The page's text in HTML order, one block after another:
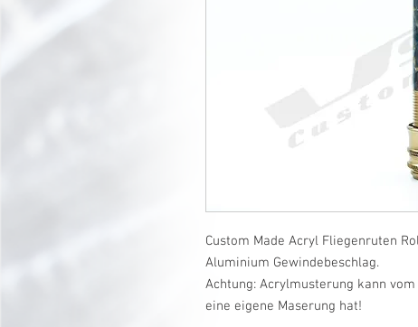
Custom Made Acryl Fliegenruten
Aluminium Gewindebeschlag.
Achtung: Acrylmusterung kann
eine eigene Maserung hat!